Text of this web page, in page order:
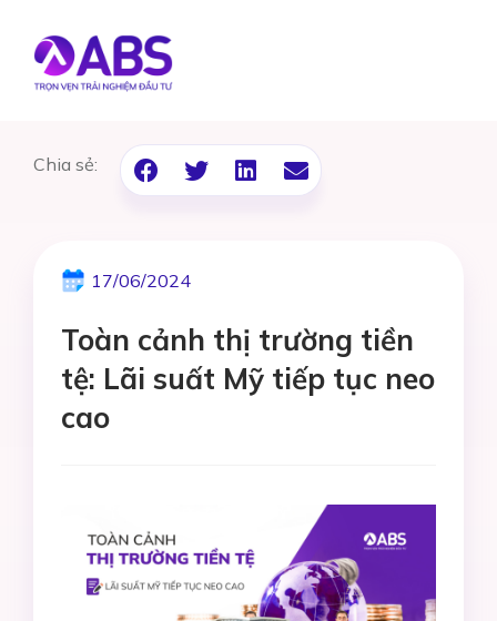
Chia sẻ:
17/06/2024
Toàn cảnh thị trường tiền
tệ: Lãi suất Mỹ tiếp tục neo
cao